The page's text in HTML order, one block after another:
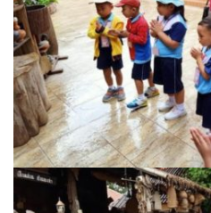
บ้านต้นคูณ
บ้านนาโฮมสเตย์
บ้านปัว ปลายนา
บ้านพักชมดอย
บ้านยลญภา